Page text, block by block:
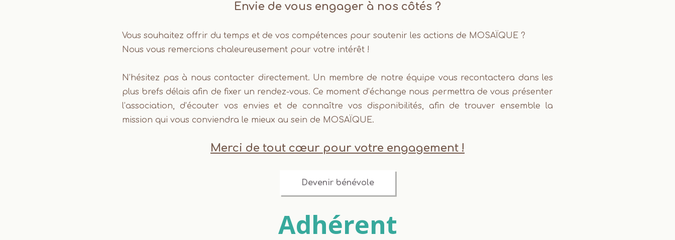
Envie de vous engager à nos côtés ?
Vous souhaitez offrir du temps et de vos compétences pour soutenir les actions de MOSAÏQUE ?
Nous vous remercions chaleureusement pour votre intérêt !
N’hésitez pas à nous contacter directement. Un membre de notre équipe vous recontactera dans les
plus brefs délais afin de fixer un rendez-vous. Ce moment d’échange nous permettra de vous présenter
l’association, d’écouter vos envies et de connaître vos disponibilités, afin de trouver ensemble la
mission qui vous conviendra le mieux au sein de MOSAÏQUE.
Merci de tout cœur pour votre engagement !
Devenir bénévole
Adhérent